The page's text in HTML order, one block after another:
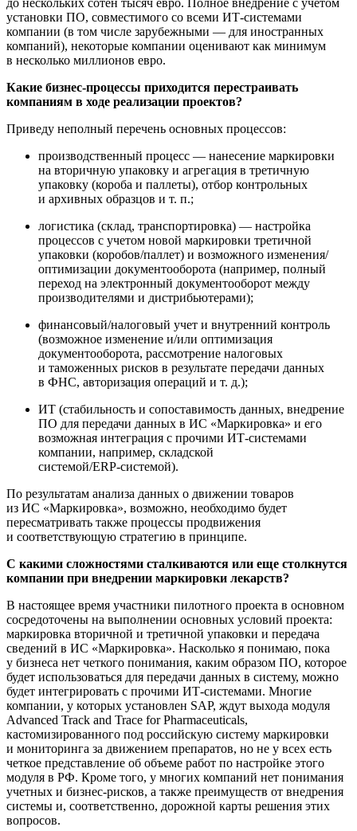
установки ПО, совместимого со всеми ИТ-системами
компании (в том числе зарубежными — для иностранных
компаний), некоторые компании оценивают как минимум
в несколько миллионов евро.
Какие бизнес-процессы приходится перестраивать
компаниям в ходе реализации проектов?
Приведу неполный перечень основных процессов:
производственный процесс — нанесение маркировки
на вторичную упаковку и агрегация в третичную
упаковку (короба и паллеты), отбор контрольных
и архивных образцов и т. п.;
логистика (склад, транспортировка) — настройка
процессов с учетом новой маркировки третичной
упаковки (коробов/паллет) и возможного изменения/
оптимизации документооборота (например, полный
переход на электронный документооборот между
производителями и дистрибьютерами);
финансовый/налоговый учет и внутренний контроль
(возможное изменение и/или оптимизация
документооборота, рассмотрение налоговых
и таможенных рисков в результате передачи данных
в ФНС, авторизация операций и т. д.);
ИТ (стабильность и сопоставимость данных, внедрение
ПО для передачи данных в ИС «Маркировка» и его
возможная интеграция с прочими ИТ-системами
компании, например, складской
системой/ERP-системой).
По результатам анализа данных о движении товаров
из ИС «Маркировка», возможно, необходимо будет
пересматривать также процессы продвижения
и соответствующую стратегию в принципе.
С какими сложностями сталкиваются или еще столкнутся
компании при внедрении маркировки лекарств?
В настоящее время участники пилотного проекта в основном
сосредоточены на выполнении основных условий проекта:
маркировка вторичной и третичной упаковки и передача
сведений в ИС «Маркировка». Насколько я понимаю, пока
у бизнеса нет четкого понимания, каким образом ПО, которое
будет использоваться для передачи данных в систему, можно
будет интегрировать с прочими ИТ-системами. Многие
компании, у которых установлен SAP, ждут выхода модуля
Advanced Track and Trace for Pharmaceuticals,
кастомизированного под российскую систему маркировки
и мониторинга за движением препаратов, но не у всех есть
четкое представление об объеме работ по настройке этого
модуля в РФ. Кроме того, у многих компаний нет понимания
учетных и бизнес-рисков, а также преимуществ от внедрения
системы и, соответственно, дорожной карты решения этих
вопросов.